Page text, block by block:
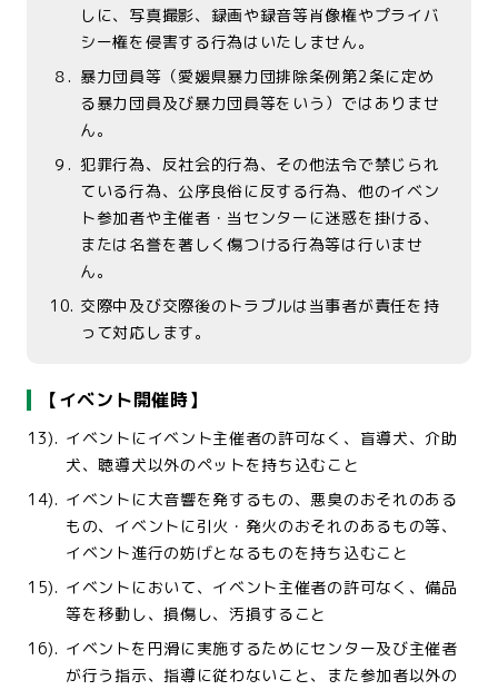
しに、写真撮影、録画や録音等肖像権やプライバ
シー権を侵害する行為はいたしません。
８. 暴力団員等（愛媛県暴力団排除条例第2条に定め
る暴力団員及び暴力団員等をいう）ではありませ
ん。
９. 犯罪行為、反社会的行為、その他法令で禁じられ
ている行為、公序良俗に反する行為、他のイベン
ト参加者や主催者・当センターに迷惑を掛ける、
または名誉を著しく傷つける行為等は行いませ
ん。
10. 交際中及び交際後のトラブルは当事者が責任を持
って対応します。
【イベント開催時】
13). イベントにイベント主催者の許可なく、盲導犬、介助
犬、聴導犬以外のペットを持ち込むこと
14). イベントに大音響を発するもの、悪臭のおそれのある
もの、イベントに引火・発火のおそれのあるもの等、
イベント進行の妨げとなるものを持ち込むこと
15). イベントにおいて、イベント主催者の許可なく、備品
等を移動し、損傷し、汚損すること
16). イベントを円滑に実施するためにセンター及び主催者
が行う指示、指導に従わないこと、また参加者以外の